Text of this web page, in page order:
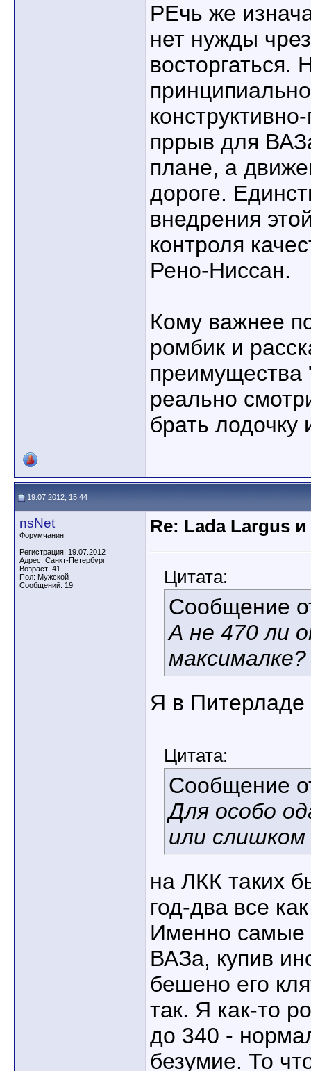
РЕчь же
нет нужды
восторгаться.
пррыв для
плане, а
дороге.
внедрения
контроля
Рено-Ниссан.
Кому важнее
ромбик и
преимущества
реально
брать лодочку
19.07.2012, 15:44
nsNet
Форумчанин
Регистрация: 19.07.2012
Адрес: Санкт-Петербург
Возраст: 41
Пол: Мужской
Сообщений: 19
Re: Lada Largus
Цитата:
Сообщение
А не 470 ли
максималке?
Я в Питерладе
Цитата:
Сообщение
Для особо
или
на ЛКК таких
год-два все
Именно самые
ВАЗа, купив
бешено его
так. Я как-то
до 340 -
безумие. То